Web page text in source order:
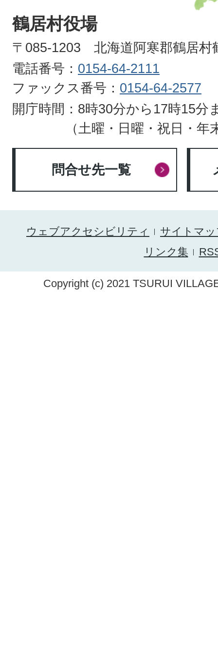
VILLAGE
HOKKAIDO
鶴居村役場
〒085-1203 北海道阿寒郡鶴居村
電話番号： 0154-64-2111
ファックス番号： 0154-64-2577
開庁時間：8時30分から17時15分
（土曜・日曜・祝日・年
問合せ先一覧
ウェブアクセシビリティ
サイトマ
リンク集
Copyright (c) 2021 TSURUI